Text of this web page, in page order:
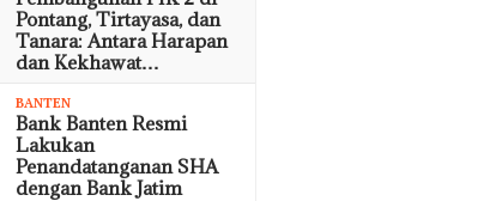
Pontang, Tirtayasa, dan
Tanara: Antara Harapan
dan Kekhawat…
BANTEN
Bank Banten Resmi
Lakukan
Penandatanganan SHA
dengan Bank Jatim